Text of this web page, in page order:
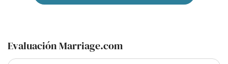
Evaluación Marriage.com